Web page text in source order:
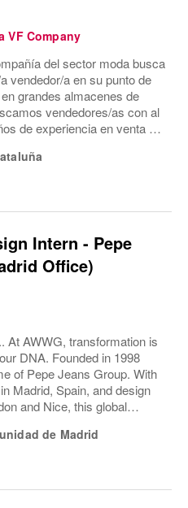
VF Company
del sector moda busca
vendedor/a en su punto de
grandes almacenes de
vendedores/as con al
de experiencia en venta de
de mercancía,
Intern - Pepe
Office)
At AWWG, transformation is
DNA. Founded in 1998
of Pepe Jeans Group. With
Madrid, Spain, and design
and Nice, this global
Hackett, and
de Madrid